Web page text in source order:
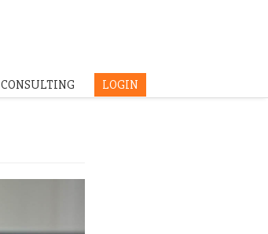
CONSULTING LOGIN